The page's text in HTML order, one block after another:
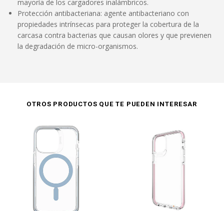
mayoría de los cargadores inalámbricos.
Protección antibacteriana: agente antibacteriano con
propiedades intrínsecas para proteger la cobertura de la
carcasa contra bacterias que causan olores y que previenen
la degradación de micro-organismos.
OTROS PRODUCTOS QUE TE PUEDEN INTERESAR